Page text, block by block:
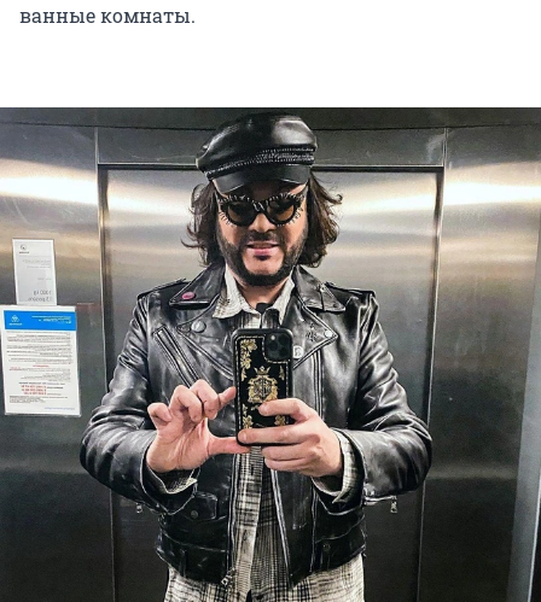
ванные комнаты.